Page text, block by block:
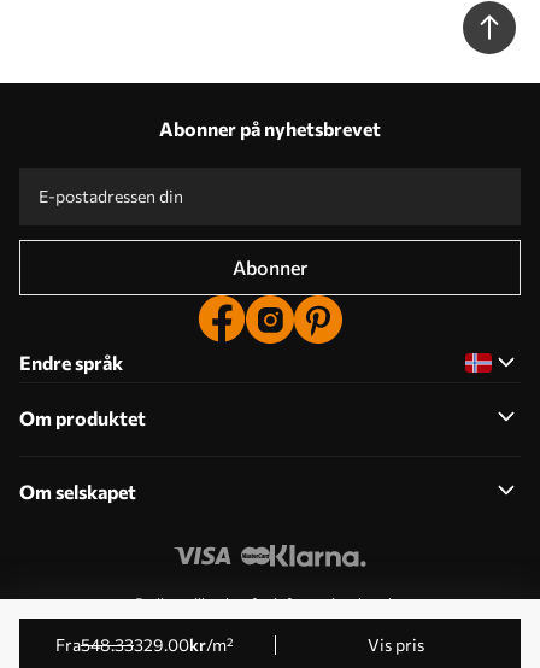
fra548.33329.00kr/m² Vis pris
Abonner på nyhetsbrevet
Abonner
Endre språk
Om produktet
Om selskapet
Rediger tillatelser for informasjonskapsler
© 2011-2026 Uwalls . Alle rettigheter forbeholdt. Drives av